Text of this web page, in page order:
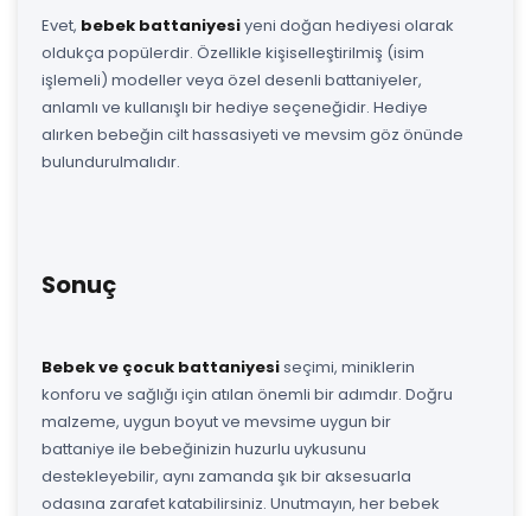
Evet, bebek battaniyesiyeni doğan hediyesi olarak
oldukça popülerdir. Özellikle kişiselleştirilmiş (isim
işlemeli) modeller veya özel desenli battaniyeler,
anlamlı ve kullanışlı bir hediye seçeneğidir. Hediye
alırken bebeğin cilt hassasiyeti ve mevsim göz önünde
bulundurulmalıdır.
Sonuç
Bebek ve çocuk battaniyesiseçimi, miniklerin
konforu ve sağlığı için atılan önemli bir adımdır. Doğru
malzeme, uygun boyut ve mevsime uygun bir
battaniye ile bebeğinizin huzurlu uykusunu
destekleyebilir, aynı zamanda şık bir aksesuarla
odasına zarafet katabilirsiniz. Unutmayın, her bebek